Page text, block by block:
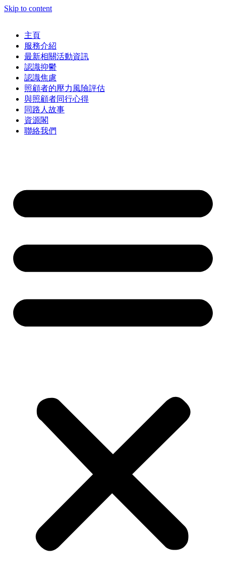
Skip to content
主頁
服務介紹
最新相關活動資訊
認識抑鬱
認識焦慮
照顧者的壓力風險評估
與照顧者同行心得
同路人故事
資源閣
聯絡我們